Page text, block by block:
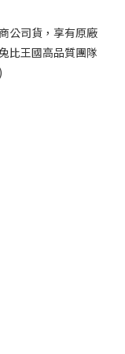
公司貨，享有原廠
比王國高品質團隊